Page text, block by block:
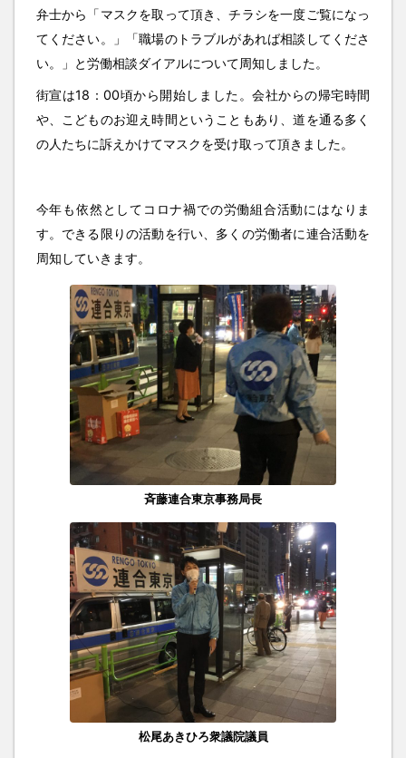
弁士から「マスクを取って頂き、チラシを一度ご覧になっ
てください。」「職場のトラブルがあれば相談してくださ
い。」と労働相談ダイアルについて周知しました。
街宣は18：00頃から開始しました。会社からの帰宅時間
や、こどものお迎え時間ということもあり、道を通る多く
の人たちに訴えかけてマスクを受け取って頂きました。
今年も依然としてコロナ禍での労働組合活動にはなりま
す。できる限りの活動を行い、多くの労働者に連合活動を
周知していきます。
斉藤連合東京事務局長
松尾あきひろ衆議院議員